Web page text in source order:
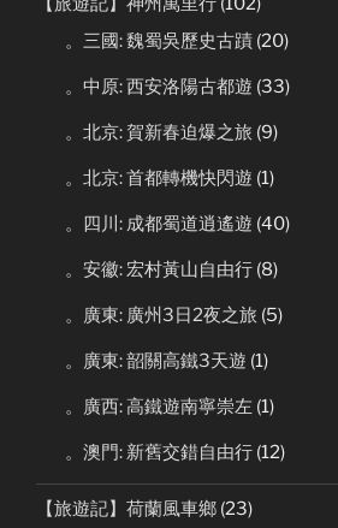
。三國: 魏蜀吳歷史古蹟 (20)
。中原: 西安洛陽古都遊 (33)
。北京: 賀新春迫爆之旅 (9)
。北京: 首都轉機快閃遊 (1)
。四川: 成都蜀道逍遙遊 (40)
。安徽: 宏村黃山自由行 (8)
。廣東: 廣州3日2夜之旅 (5)
。廣東: 韶關高鐵3天遊 (1)
。廣西: 高鐵遊南寧崇左 (1)
。澳門: 新舊交錯自由行 (12)
【旅遊記】荷蘭風車鄉 (23)